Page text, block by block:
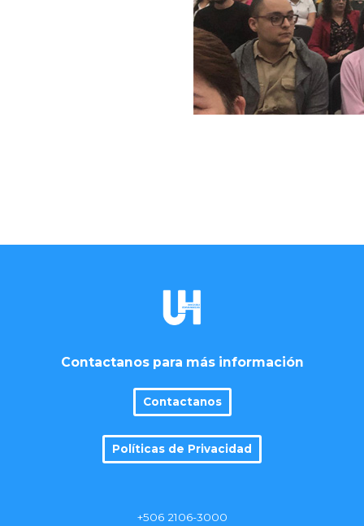
Contactanos para más información
Contactanos
Políticas de Privacidad
+506 2106-3000